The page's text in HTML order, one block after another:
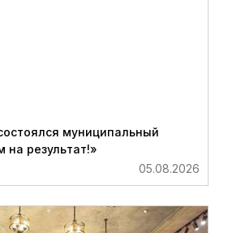
муниципальный
на результат!»
05.08.2026